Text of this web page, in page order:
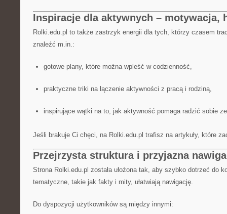
Inspiracje dla aktywnych – motywacja,
Rolki.edu.pl to także zastrzyk energii dla tych, którzy czasem
znaleźć m.in.:
gotowe plany, które można wpleść w codzienność,
praktyczne triki na łączenie aktywności z pracą i rodziną,
inspirujące wątki na to, jak aktywność pomaga radzić sobie
Jeśli brakuje Ci chęci, na Rolki.edu.pl trafisz na artykuły, które
Przejrzysta struktura i przyjazna
Strona Rolki.edu.pl została ułożona tak, aby szybko dotrzeć do
tematyczne, takie jak fakty i mity, ułatwiają nawigację.
Do dyspozycji użytkowników są między innymi: